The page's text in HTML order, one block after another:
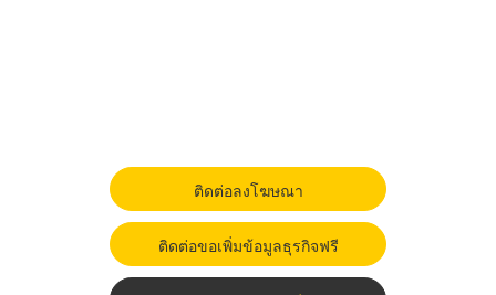
ติดต่อลงโฆษณา
ติดต่อขอเพิ่มข้อมูลธุรกิจฟรี